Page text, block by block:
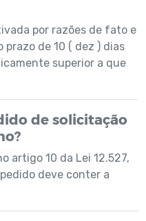
por razões de fato e
de 10 ( dez ) dias
superior a que
de solicitação
artigo 10 da Lei 12.527,
deve conter a